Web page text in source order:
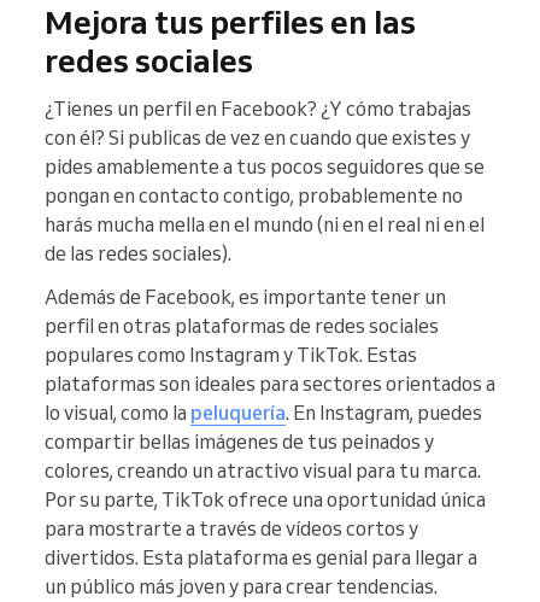
Mejora tus perfiles en las
redes sociales
¿Tienes un perfil en Facebook? ¿Y cómo trabajas
con él? Si publicas de vez en cuando que existes y
pides amablemente a tus pocos seguidores que se
pongan en contacto contigo, probablemente no
harás mucha mella en el mundo (ni en el real ni en el
de las redes sociales).
Además de Facebook, es importante tener un
perfil en otras plataformas de redes sociales
populares como Instagram y TikTok. Estas
plataformas son ideales para sectores orientados a
lo visual, como la peluquería. En Instagram, puedes
compartir bellas imágenes de tus peinados y
colores, creando un atractivo visual para tu marca.
Por su parte, TikTok ofrece una oportunidad única
para mostrarte a través de vídeos cortos y
divertidos. Esta plataforma es genial para llegar a
un público más joven y para crear tendencias.